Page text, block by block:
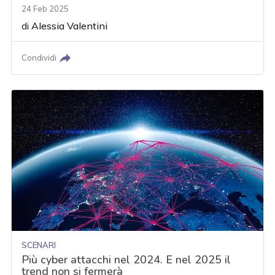
24 Feb 2025
diAlessia Valentini
Condividi
SCENARI
Più cyber attacchi nel 2024. E nel 2025 il
trend non si fermerà